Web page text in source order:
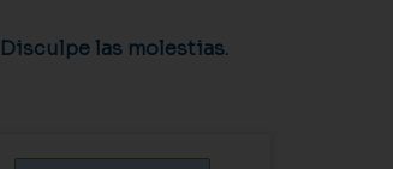
las molestias.